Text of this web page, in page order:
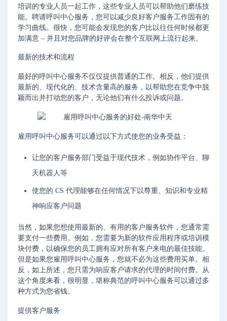
培训的专业人员一起工作，这些专业人员可以帮助他们磨练技
能。聘请呼叫中心服务，您可以减少良好客户服务工作固有的
学习曲线。很快，您可能会发现您的客户比以往任何时候都更
加满意 – 并且对您品牌的好评会在整个互联网上流行起来。
最新的技术和流程
最好的呼叫中心服务不仅仅提供普通的工作。相反，他们提供
最新的、现代化的、技术含量高的服务，以帮助您在竞争中脱
颖而出并打动您的客户，无论他们有什么投诉或问题。
雇用呼叫中心服务可以通过以下方式使您的业务受益：
让您的客户服务部门受益于现代技术，例如协作平台、聊
天机器人等
使您的 CS 代理能够在任何情况下以尊重、知识和专业精
神响应客户问题
当然，如果您想使用最新的、有用的客户服务软件，您通常需
要支付一些费用。例如，您需要为新的软件应用程序或培训模
块付费，以确保您的员工拥有应对所有客户来电的最佳技能。
但是如果您雇用呼叫中心服务，您就不必为这些费用买单。相
反，如上所述，您只需为响应客户请求的代理的时间付费。从
这个角度来看，很明显，堪称典范的呼叫中心服务可以通过多
种方式为您省钱。
提供客户服务